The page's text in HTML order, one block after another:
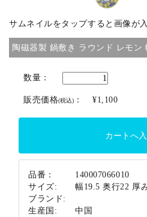
サムネイルをタップすると画像が
陶磁器製 鍋敷き ラウンド レモン
数量：
販売価格(税込) ： ¥1,100
品番：
140007066010
サイズ:
幅19.5 奥行22 厚
ブランド:
生産国:
中国